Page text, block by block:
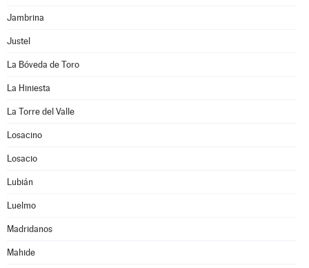
Jambrina
Justel
La Bóveda de Toro
La Hiniesta
La Torre del Valle
Losacino
Losacio
Lubián
Luelmo
Madridanos
Mahide